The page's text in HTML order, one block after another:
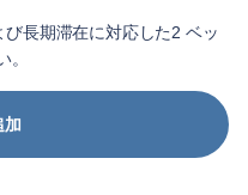
長期滞在に対応した2 ベッ
。
加